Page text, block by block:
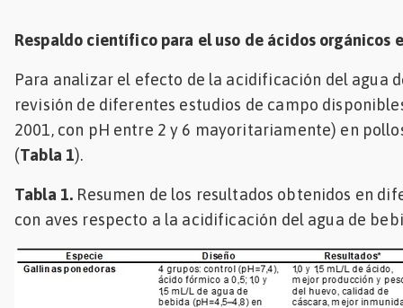
Respaldo científico para el uso de ácidos orgánicos
Para analizar el efecto de la acidificación del agua
revisión de diferentes estudios de campo
2001, con pH entre 2 y 6 mayoritariamente) en
(Tabla 1).
Tabla 1. Resumen de los resultados obtenidos en
con aves respecto a la acidificación del agua de